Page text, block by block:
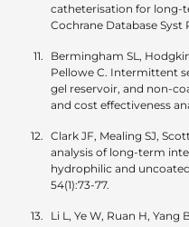
catheterisation for long-
Cochrane Database Syst
Bermingham SL,
Pellowe C. Intermittent
gel reservoir, and non-
and cost effectiveness
Clark JF, Mealing SJ,
analysis of long-term
hydrophilic and uncoated
54(1):73-77.
Li L, Ye W, Ruan H,